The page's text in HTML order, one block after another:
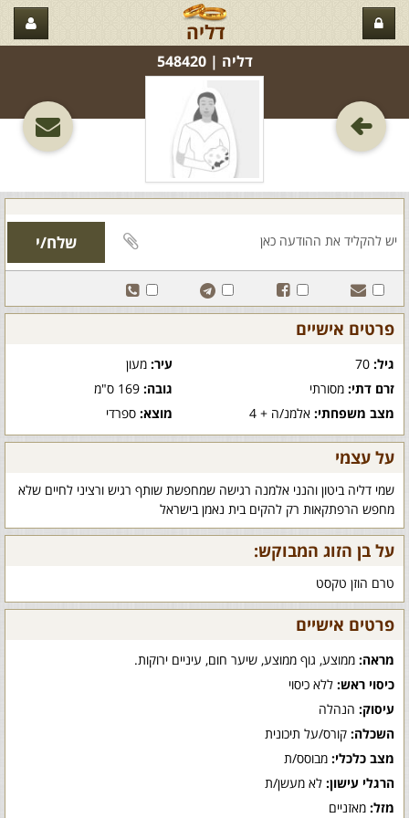
דליה
דליה‏ | 548420
פרטים אישיים
גיל: עיר:מעון
זרם דתי: מסורתי גובה:169 ס"מ
מצב משפחתי: אלמנ/ה + 4 מוצא:ספרדי
על עצמי
שמי דליה ביטון והנני אלמנה רגישה שמחפשת שותף רגיש ורציני לחיים שלא
מחפש הרפתקאות רק להקים בית נאמן בישראל
על בן הזוג המבוקש:
טרם הוזן טקסט
פרטים אישיים
מראה: ממוצע, גוף ממוצע, שיער חום, עיניים ירוקות.
כיסוי ראש: ללא כיסוי
עיסוק: הנהלה
השכלה: קורס/על תיכונית
מצב כלכלי: מבוסס/ת
הרגלי עישון: לא מעשן/ת
מזל: מאזניים